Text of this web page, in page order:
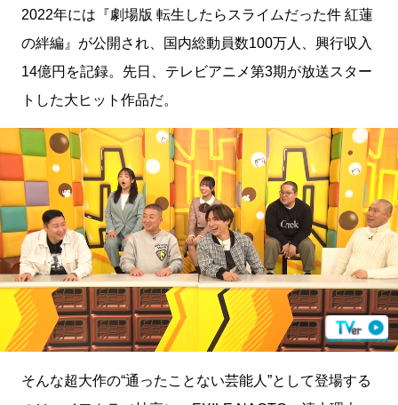
2022年には『劇場版 転生したらスライムだった件 紅蓮
の絆編』が公開され、国内総動員数100万人、興行収入
14億円を記録。先日、テレビアニメ第3期が放送スター
トした大ヒット作品だ。
そんな超大作の“通ったことない芸能人”として登場する